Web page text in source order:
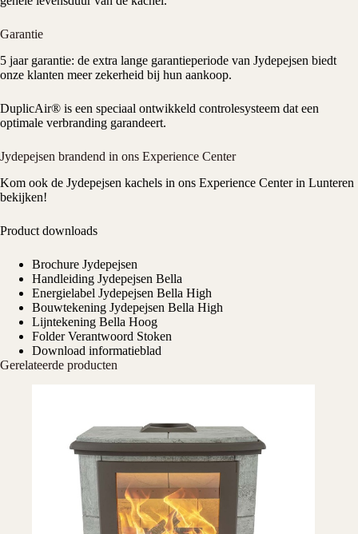
Garantie
5 jaar garantie: de extra lange garantieperiode van Jydepejsen biedt
onze klanten meer zekerheid bij hun aankoop.
DuplicAir® is een speciaal ontwikkeld controlesysteem dat een
optimale verbranding garandeert.
Jydepejsen brandend in ons Experience Center
Kom ook de Jydepejsen kachels in ons Experience Centerin Lunteren
bekijken!
Product downloads
Brochure Jydepejsen
Handleiding Jydepejsen Bella
Energielabel Jydepejsen Bella High
Bouwtekening Jydepejsen Bella High
Lijntekening Bella Hoog
Folder Verantwoord Stoken
Download informatieblad
Gerelateerde producten